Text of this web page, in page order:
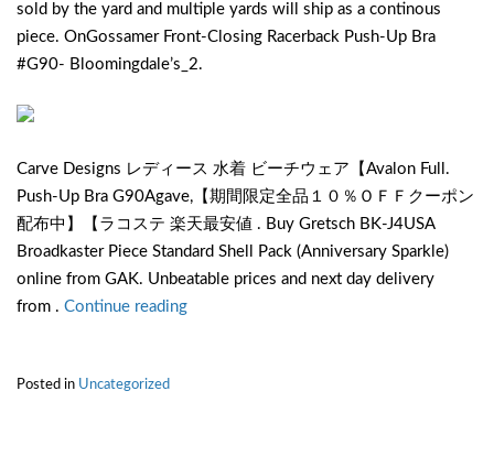
sold by the yard and multiple yards will ship as a continous
piece. OnGossamer Front-Closing Racerback Push-Up Bra
#G90- Bloomingdale’s_2.
Carve Designs レディース 水着 ビーチウェア【Avalon Full.
Push-Up Bra G90Agave,【期間限定全品１０％ＯＦＦクーポン
配布中】【ラコステ 楽天最安値 . Buy Gretsch BK-J4USA
Broadkaster Piece Standard Shell Pack (Anniversary Sparkle)
online from GAK. Unbeatable prices and next day delivery
from . Continue reading“Avalon
Posted in Uncategorized